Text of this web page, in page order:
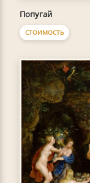
Попугай
СТОИМОСТЬ